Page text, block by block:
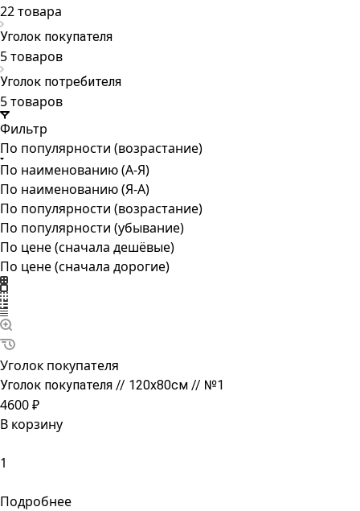
22 товара
Уголок покупателя
5 товаров
Уголок потребителя
5 товаров
Фильтр
По популярности (возрастание)
По наименованию (А-Я)
По наименованию (Я-А)
По популярности (возрастание)
По популярности (убывание)
По цене (сначала дешёвые)
По цене (сначала дорогие)
Уголок покупателя
Уголок покупателя // 120х80см // №1
4600 ₽
В корзину
Подробнее